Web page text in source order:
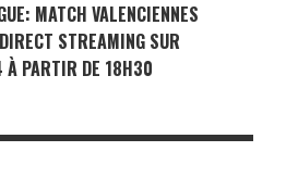
MATCH VALENCIENNES
STREAMING SUR
À PARTIR DE 18H30